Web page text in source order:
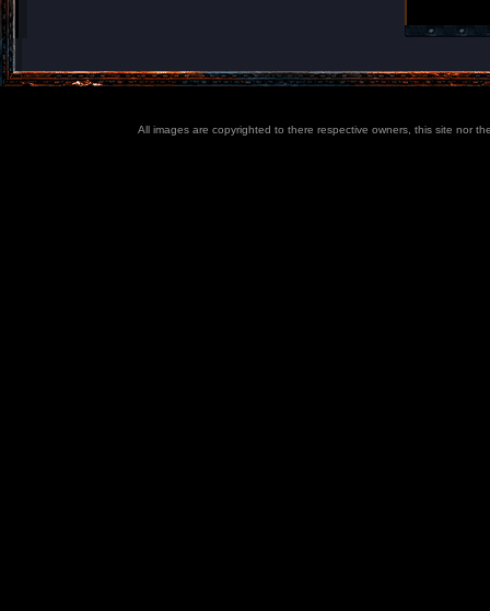
All images are copyrighted to there respective owners, this site nor